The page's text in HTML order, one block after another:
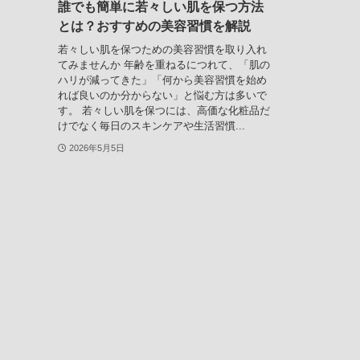
誰でも簡単に若々しい肌を保つ方法
とは？おすすめの美容習慣を解説
若々しい肌を保つための美容習慣を取り入れ
てみませんか 年齢を重ねるにつれて、「肌の
ハリが減ってきた」「何から美容習慣を始め
れば良いのか分からない」と悩む方は多いで
す。 若々しい肌を保つには、高価な化粧品だ
けでなく毎日のスキンケアや生活習慣...
2026年5月5日